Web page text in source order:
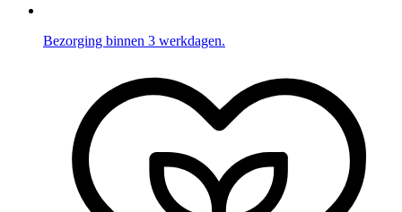
Bezorging binnen 3 werkdagen.